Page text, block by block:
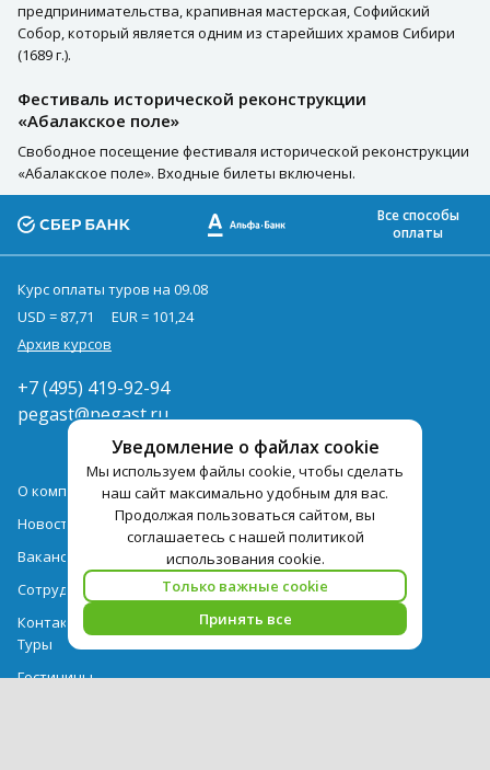
предпринимательства, крапивная мастерская, Софийский
Собор, который является одним из старейших храмов Сибири
(1689 г.).
Фестиваль исторической реконструкции
«Абалакское поле»
Свободное посещение фестиваля исторической реконструкции
«Абалакское поле». Входные билеты включены.
Уведомление о файлах cookie
Мы используем файлы cookie, чтобы сделать
наш сайт максимально удобным для вас.
Продолжая пользоваться сайтом, вы
соглашаетесь с нашей политикой
использования cookie.
Только важные cookie
Принять все
Все способы
оплаты
Курс оплаты туров на 09.08
USD = 87,71
EUR = 101,24
Архив курсов
+7 (495) 419-92-94
pegast@pegast.ru
О компании
Новости
Вакансии
Сотрудничество
Контактная информация
Туры
Гостиницы